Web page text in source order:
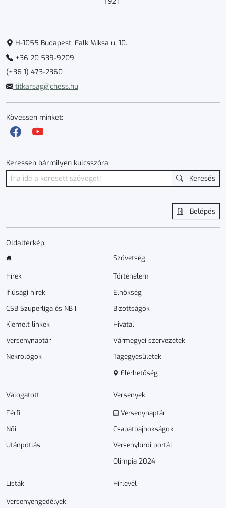
H-1055 Budapest, Falk Miksa u. 10.
+36 20 539-9209
(+36 1) 473-2360
titkarsag@chess.hu
Kövessen minket:
Keressen bármilyen kulcsszóra:
Keresés
Belépés
Oldaltérkép:
Hírek
Ifjúsági hírek
CSB Szuperliga és NB I.
Kiemelt linkek
Versenynaptár
Nekrológok
Szövetség
Történelem
Elnökség
Bizottságok
Hivatal
Vármegyei szervezetek
Tagegyesületek
Elérhetőség
Válogatott
Férfi
Női
Utánpótlás
Versenyek
Versenynaptár
Csapatbajnokságok
Versenybírói portál
Olimpia 2024
Listák
Versenyengedélyek
Hírlevél